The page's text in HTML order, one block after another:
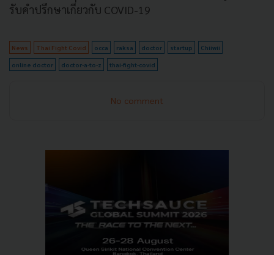
รับคำปรึกษาเกี่ยวกับ COVID-19
News Thai Fight Covid occa raksa doctor startup Chiiwii
online doctor doctor-a-to-z thai-fight-covid
No comment